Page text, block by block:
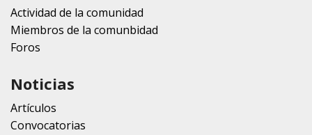
Actividad de la comunidad
Miembros de la comunbidad
Foros
Noticias
Artículos
Convocatorias